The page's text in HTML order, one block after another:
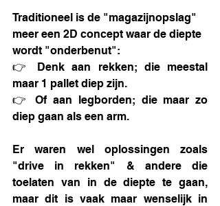
Traditioneel is de "magazijnopslag"
meer een 2D concept waar de diepte
wordt "onderbenut":
👉 Denk aan rekken; die meestal
maar 1 pallet diep zijn.
👉 Of aan legborden; die maar zo
diep gaan als een arm.
Er waren wel oplossingen zoals
"drive in rekken" & andere die
toelaten van in de diepte te gaan,
maar dit is vaak maar wenselijk in